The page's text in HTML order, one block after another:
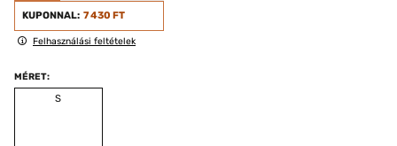
KUPONNAL: 7 430 FT
Felhasználási feltételek
MÉRET:
S